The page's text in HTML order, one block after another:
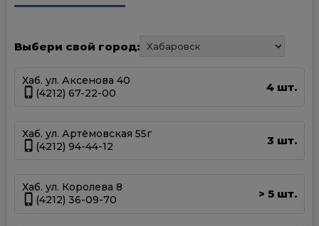
Выбери свой город:
Хаб. ул. Аксенова 40
(4212) 67-22-00
4 шт.
Хаб. ул. Артёмовская 55г
(4212) 94-44-12
3 шт.
Хаб. ул. Королева 8
(4212) 36-09-70
> 5 шт.